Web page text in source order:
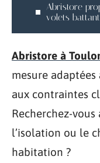
Abristore
volets
Abristore à
mesure
aux contraintes
Recherchez-
l’isolation ou le
habitation ?